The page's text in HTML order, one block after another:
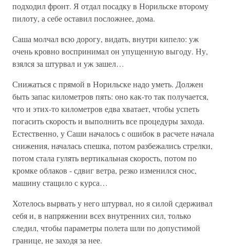
подходил фронт. Я отдал посадку в Норильске второму
пилоту, а себе оставил посложнее, дома.
Саша молчал всю дорогу, видать, внутри кипело: уж
очень кровно воспринимал он упущенную выгоду. Ну,
взялся за штурвал и уж зашел…
Снижаться с прямой в Норильске надо уметь. Должен
быть запас километров пять: оно как-то так получается,
что и этих-то километров едва хватает, чтобы успеть
погасить скорость и выполнить все процедуры захода.
Естественно, у Саши началось с ошибок в расчете начала
снижения, началась спешка, потом разбежались стрелки,
потом стала гулять вертикальная скорость, потом по
кромке облаков - сдвиг ветра, резко изменился снос,
машину стащило с курса…
Хотелось вырвать у него штурвал, но я силой сдерживал
себя и, в напряжении всех внутренних сил, только
следил, чтобы параметры полета шли по допустимой
границе, не заходя за нее.